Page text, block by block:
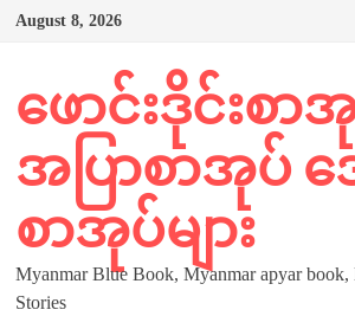
Skip
August 8, 2026
ဖောင်းဒိုင်းစာ
အပြာစာအုပ်
စာအုပ်များ
Myanmar Blue Book, Myanmar apyar
Stories